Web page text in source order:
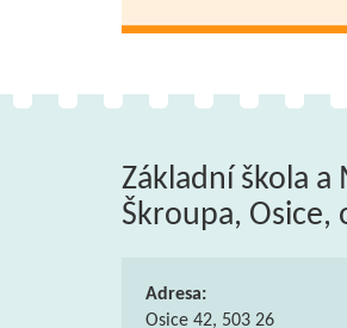
Základní škola a
Škroupa, Osice,
Adresa:
Osice 42, 503 26